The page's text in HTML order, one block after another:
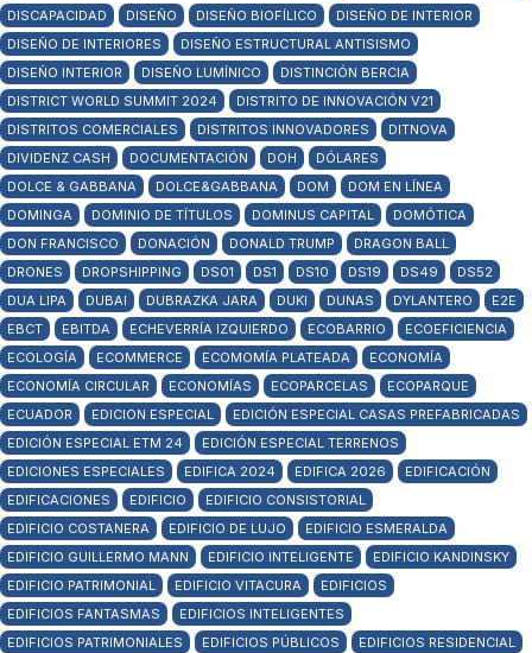
DISCAPACIDAD
DISEÑO DISEÑO BIOFÍLICO
DISEÑO DE INTERIOR
DISEÑO DE INTERIORES
DISEÑO ESTRUCTURAL ANTISISMO
DISEÑO INTERIOR
DISEÑO LUMÍNICO
DISTINCIÓN BERCIA
DISTRICT WORLD SUMMIT 2024
DISTRITO DE INNOVACIÓN V21
DISTRITOS COMERCIALES
DISTRITOS INNOVADORES
DITNOVA
DIVIDENZ CASH
DOCUMENTACIÓN DOH
DÓLARES
DOLCE & GABBANA
DOLCE&GABBANA DOM
DOM EN LÍNEA
DOMINGA
DOMINIO DE TÍTULOS DOMINUS CAPITAL
DOMÓTICA
DON FRANCISCO
DONACIÓN DONALD TRUMP
DRAGON BALL
DRONES
DROPSHIPPING DS01 DS1 DS10 DS19 DS49
DS52
DUA LIPA
DUBAI DUBRAZKA JARA DUKI DUNAS DYLANTERO
E2E
EBCT
EBITDA ECHEVERRÍA IZQUIERDO ECOBARRIO
ECOEFICIENCIA
ECOLOGÍA
ECOMMERCE ECOMOMÍA PLATEADA
ECONOMÍA
ECONOMÍA CIRCULAR
ECONOMÍAS ECOPARCELAS
ECOPARQUE
ECUADOR
EDICION ESPECIAL
EDICIÓN ESPECIAL CASAS PREFABRICADAS
EDICIÓN ESPECIAL ETM 24
EDICIÓN ESPECIAL TERRENOS
EDICIONES ESPECIALES
EDIFICA 2024 EDIFICA 2026
EDIFICACIÓN
EDIFICACIONES
EDIFICIO
EDIFICIO CONSISTORIAL
EDIFICIO COSTANERA
EDIFICIO DE LUJO
EDIFICIO ESMERALDA
EDIFICIO GUILLERMO MANN
EDIFICIO INTELIGENTE
EDIFICIO KANDINSKY
EDIFICIO PATRIMONIAL
EDIFICIO VITACURA
EDIFICIOS
EDIFICIOS FANTASMAS
EDIFICIOS INTELIGENTES
EDIFICIOS PATRIMONIALES
EDIFICIOS PÚBLICOS
EDIFICIOS RESIDENCIAL